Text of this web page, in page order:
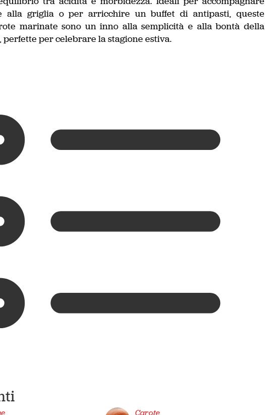
alla griglia o per arricchire un buffet di antipasti, queste
marinate sono un inno alla semplicità e alla bontà della
per celebrare la stagione estiva.
Carote